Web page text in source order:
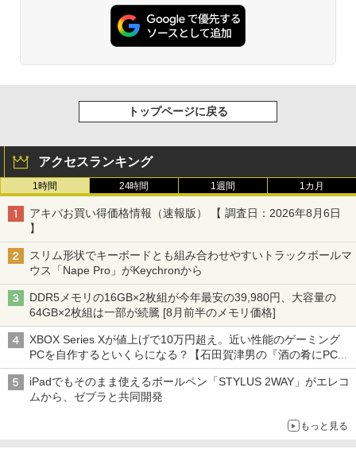
トップページに戻る
アクセスランキング
1時間 24時間 1週間 1カ月
アキバお買い得価格情報（速報版） 【 調査日：2026年8月6日
】
スリム形状でキーボードとも組み合わせやすいトラックボールマ
ウス「Nape Pro」がKeychronから
DDR5メモリの16GB×2枚組が今年最安の39,980円、大容量の
64GB×2枚組は一部が続騰 [8月前半のメモリ価格]
XBOX Series Xが値上げで10万円超え。近い性能のゲーミング
PCを自作するといくらになる？【石田賀津男の『酒の肴にPCゲ
ーム』】
iPadでもそのまま使えるボールペン「STYLUS 2WAY」がエレコ
ムから、ゼブラと共同開発
もっと見る